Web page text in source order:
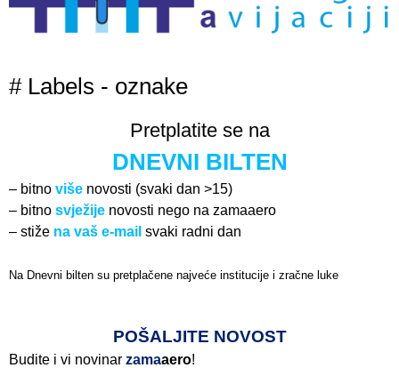
# Labels - oznake
Pretplatite se na
DNEVNI BILTEN
– bitno više novosti (svaki dan >15)
– bitno svježije novosti nego na zamaaero
– stiže na vaš e-mail svaki radni dan
Na Dnevni bilten su pretplačene najveće institucije i zračne luke
POŠALJITE NOVOST
Budite i vi novinar zamaaero!